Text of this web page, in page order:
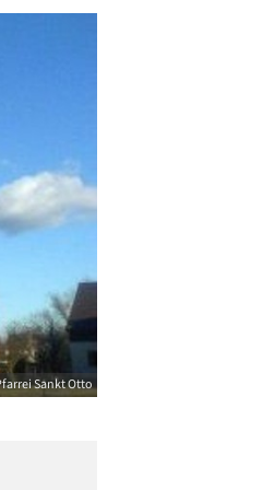
Sankt Otto